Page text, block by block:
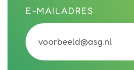
E-MAILADRES